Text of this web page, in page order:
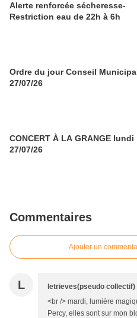
Alerte renforcée sécheresse-
Restriction eau de 22h à 6h
Ordre du jour Conseil
27/07/26
CONCERT À LA GRANGE lundi
27/07/26
Commentaires
Ajouter un
L letrieves(pseudo collectif)
<br /> mardi, lumière
Percy, elles sont sur mon